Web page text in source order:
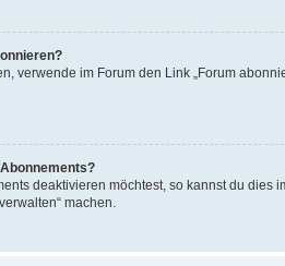
verwende im Forum den Link „Forum
deaktivieren möchtest, so kannst du dies
machen.